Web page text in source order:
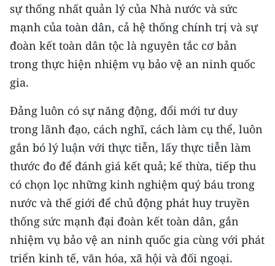
sự thống nhất quản lý của Nhà nước và sức
mạnh của toàn dân, cả hệ thống chính trị và sự
đoàn kết toàn dân tộc là nguyên tắc cơ bản
trong thực hiện nhiệm vụ bảo vệ an ninh quốc
gia.
Đảng luôn có sự năng động, đổi mới tư duy
trong lãnh đạo, cách nghĩ, cách làm cụ thể, luôn
gắn bó lý luận với thực tiễn, lấy thực tiễn làm
thước đo để đánh giá kết quả; kế thừa, tiếp thu
có chọn lọc những kinh nghiệm quý báu trong
nước và thế giới để chủ động phát huy truyền
thống sức mạnh đại đoàn kết toàn dân, gắn
nhiệm vụ bảo vệ an ninh quốc gia cùng với phát
triển kinh tế, văn hóa, xã hội và đối ngoại.